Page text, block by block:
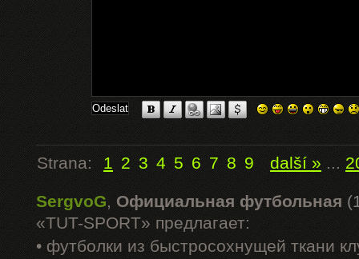
Strana: 1 2 3 4 5 6 7 8 9 další » ...
SergvoG, Официальная футбольная
«TUT-SPORT» предлагает:
• футболки из быстросохнущей ткани